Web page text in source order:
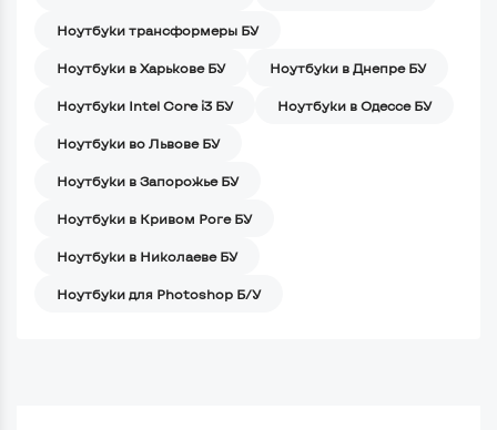
Ноутбуки трансформеры БУ
Ноутбуки в Харькове БУ Ноутбуки в Днепре БУ
Ноутбуки Intel Core i3 БУ Ноутбуки в Одессе БУ
Ноутбуки во Львове БУ
Ноутбуки в Запорожье БУ
Ноутбуки в Кривом Роге БУ
Ноутбуки в Николаеве БУ
Ноутбуки для Photoshop Б/У